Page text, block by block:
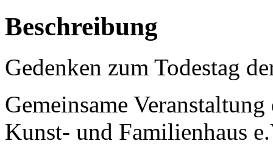
Beschreibung
Gedenken zum Todestag
Gemeinsame
Kunst- und Familienhaus